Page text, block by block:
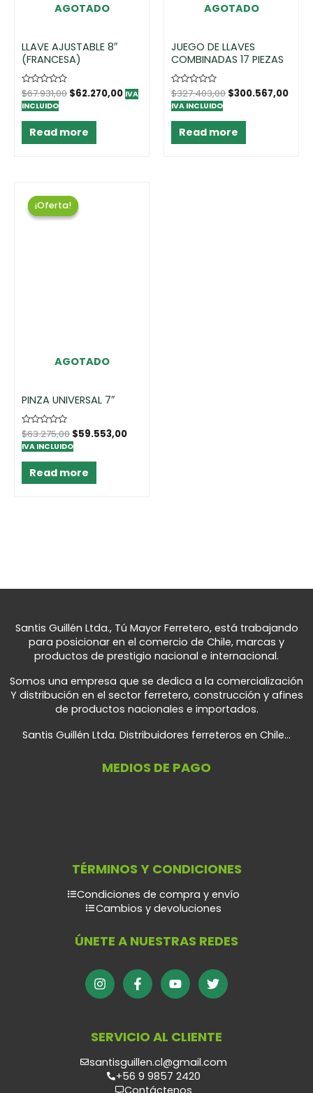
AGOTADO
LLAVE AJUSTABLE 8″
(FRANCESA)
Rated
0
out
$67.931,00 $62.270,00 IVA
INCLUIDO
Read more
AGOTADO
JUEGO DE LLAVES
COMBINADAS 17 PIEZAS
Rated
0
out
$327.403,00 $300.567,00
IVA INCLUIDO
Read more
¡Oferta!
AGOTADO
¡Oferta!
PINZA UNIVERSAL 7″
Rated
0
out
$63.275,00 $59.553,00
IVA INCLUIDO
Read more
Santis Guillén Ltda., Tú Mayor Ferretero, está trabajando
para posicionar en el comercio de Chile, marcas y
productos de prestigio nacional e internacional.
Somos una empresa que se dedica a la comercialización
Y distribución en el sector ferretero, construcción y afines
de productos nacionales e importados.
Santis Guillén Ltda. Distribuidores ferreteros en Chile...
MEDIOS DE PAGO
TÉRMINOS Y CONDICIONES
Condiciones de compra y envío
Cambios y devoluciones
ÚNETE A NUESTRAS REDES
SERVICIO AL CLIENTE
santisguillen.cl@gmail.com
+56 9 9857 2420
Contáctenos